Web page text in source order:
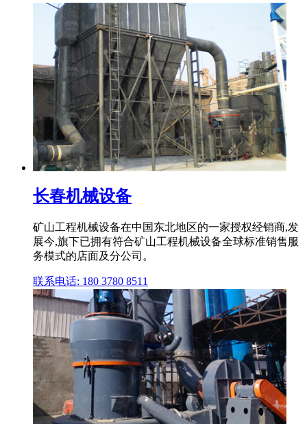
长春机械设备
矿山工程机械设备在中国东北地区的一家授权经销商,发
展今,旗下已拥有符合矿山工程机械设备全球标准销售服
务模式的店面及分公司。
联系电话: 180 3780 8511